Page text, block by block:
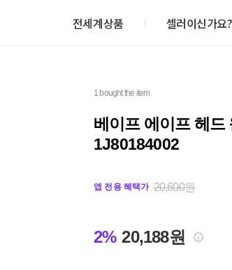
전세계상품 셀러이신가요?
1 bought the item
베이프 에이프 헤드
1J80184002
앱 전용 혜택가 20,600원
2% 20,188원